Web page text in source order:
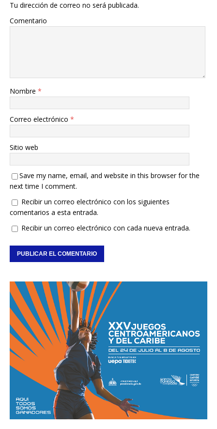
Tu dirección de correo no será publicada.
Comentario
Nombre *
Correo electrónico *
Sitio web
Save my name, email, and website in this browser for the
next time I comment.
Recibir un correo electrónico con los siguientes
comentarios a esta entrada.
Recibir un correo electrónico con cada nueva entrada.